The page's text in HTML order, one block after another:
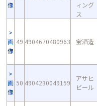
像
ィング
ス
画
像
49 4904670480963 宝酒造
画
像
50 4904230049159
アサヒ
ビール